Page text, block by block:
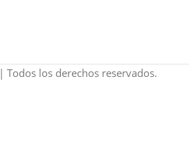
| Todos los derechos reservados.